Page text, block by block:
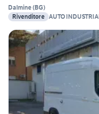
Dalmine(BG)
Rivenditore AUTO